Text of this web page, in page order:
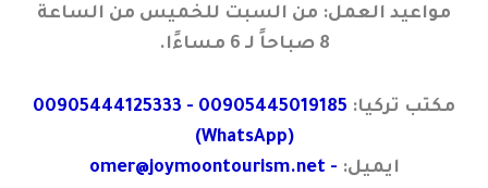
مواعيد العمل: من السبت للخميس من الساعة
8 صباحاً لـ 6 مساءًا.
مكتب تركيا:
00905445019185 - 00905444125333
(WhatsApp)
ايميل: omer@joymoontourism.net -